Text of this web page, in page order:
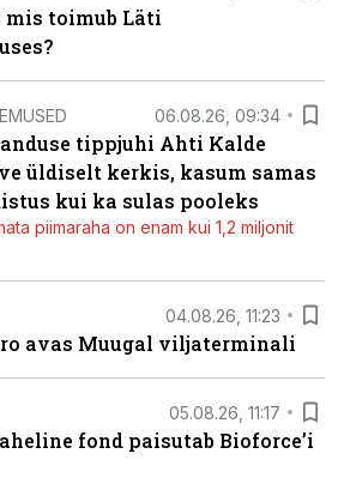
mis toimub Läti
06.08.26, 09:34
tippjuhi Ahti Kalde
üldiselt kerkis, kasum samas
kui ka sulas pooleks
piimaraha on enam kui 1,2 miljonit
04.08.26, 11:23
avas Muugal viljaterminali
05.08.26, 11:17
fond paisutab Bioforce’i